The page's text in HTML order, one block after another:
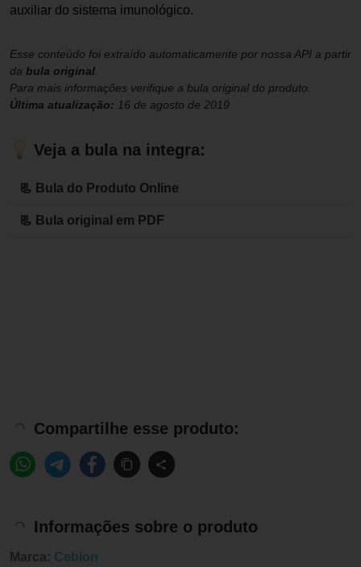
auxiliar do sistema imunológico.
Esse conteúdo foi extraído automaticamente por nossa API a partir
da bula original.
Para mais informações verifique a bula original do produto.
Última atualização: 16 de agosto de 2019
Veja a bula na integra:
📃 Bula do Produto Online
📃 Bula original em PDF
Compartilhe esse produto:
Informações sobre o produto
Marca: Cebion